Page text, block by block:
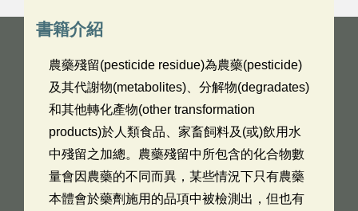
書籍介紹
農藥殘留(pesticide residue)為農藥(pesticide)
及其代謝物(metabolites)、分解物(degradates)
和其他轉化產物(other transformation
products)於人類食品、家畜飼料及(或)飲用水
中殘留之加總。農藥殘留中所包含的化合物數
量會因農藥的不同而異，某些情況下只有農藥
本體會於藥劑施用的品項中被檢測出，但也有